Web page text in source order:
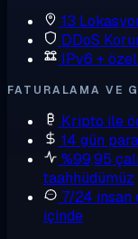
13
DDoS
IPv6 +
FATURALAMA VE
Kripto ile
14 gün
%99,95
taahhüdümüz
7/24 insan
içinde